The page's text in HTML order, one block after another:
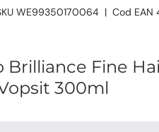
WE99350170064 | Cod EAN
Brilliance Fine
300ml